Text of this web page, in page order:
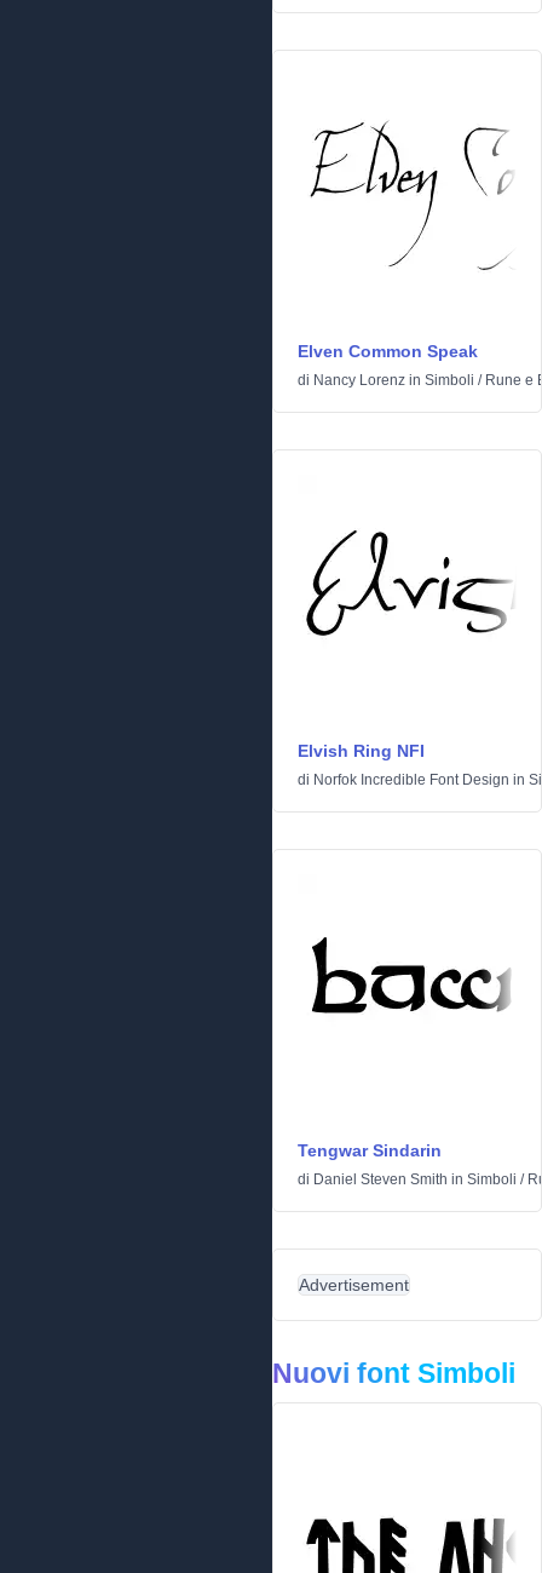
Elven Common Speak
di Nancy Lorenz in Simboli / Rune e
Elvish Ring NFI
di Norfok Incredible Font Design in
Tengwar Sindarin
di Daniel Steven Smith in Simboli /
Advertisement
Nuovi font Simboli